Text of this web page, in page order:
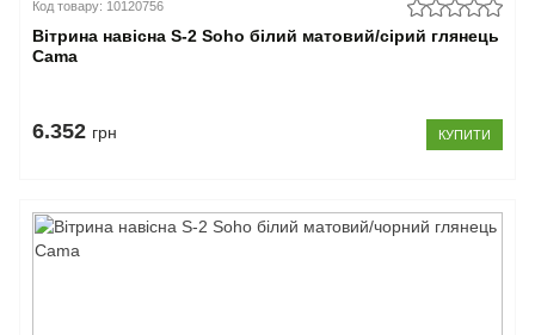
Код товару: 10120756
Вітрина навісна S-2 Soho білий матовий/сірий глянець
Cama
6.352 грн КУПИТИ